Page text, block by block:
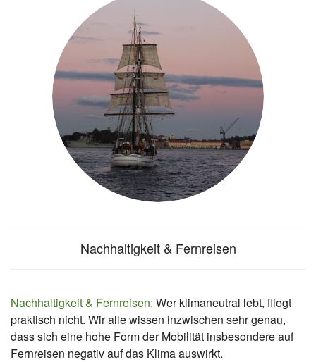
Nachhaltigkeit & Fernreisen
Nachhaltigkeit & Fernreisen: Wer klimaneutral lebt, fliegt
praktisch nicht. Wir alle wissen inzwischen sehr genau,
dass sich eine hohe Form der Mobilität insbesondere auf
Fernreisen negativ auf das Klima auswirkt.